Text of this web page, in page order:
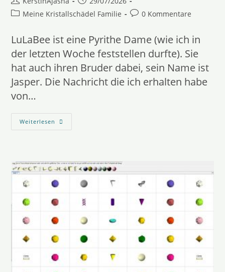
Autor:
veröffentlicht:
Beitrags-
Meine Kristallschädel Familie
Beitrags-
0 Kommentare
LuLaBee ist eine Pyrithe Dame (wie ich in
der letzten Woche feststellen durfte). Sie
hat auch ihren Bruder dabei, sein Name ist
Jasper. Die Nachricht die ich erhalten habe
von…
Weiterlesen LuLaBee